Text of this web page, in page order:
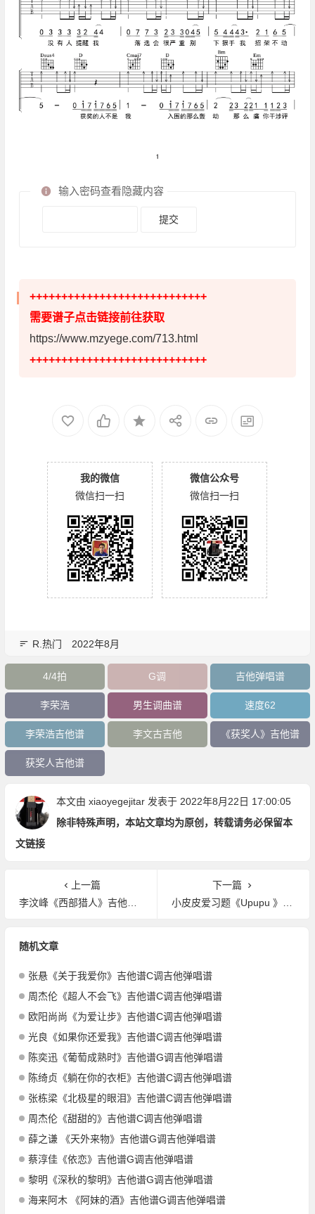
输入密码查看隐藏内容
++++++++++++++++++++++++++++
需要谱子点击链接前往获取
https://www.mzyege.com/713.html
++++++++++++++++++++++++++++
我的微信
微信扫一扫
微信公众号
微信扫一扫
R.热门 2022年8月
4/4拍 G调 吉他弹唱谱
李荣浩 男生调曲谱 速度62
李荣浩吉他谱 李文古吉他 《获奖人》吉他谱
获奖人吉他谱
本文由 xiaoyegejitar发表于 2022年8月22日 17:00:05
除非特殊声明，本站文章均为原创，转载请务必保留本
文链接
上一篇
李汶峰《西部猎人》吉他谱G调吉他弹唱谱
下一篇
小皮皮爱习题《Upupu 》吉他谱G调吉他弹唱谱
随机文章
张悬《关于我爱你》吉他谱C调吉他弹唱谱
周杰伦《超人不会飞》吉他谱C调吉他弹唱谱
欧阳尚尚《为爱让步》吉他谱C调吉他弹唱谱
光良《如果你还爱我》吉他谱C调吉他弹唱谱
陈奕迅《葡萄成熟时》吉他谱G调吉他弹唱谱
陈绮贞《躺在你的衣柜》吉他谱C调吉他弹唱谱
张栋梁《北极星的眼泪》吉他谱C调吉他弹唱谱
周杰伦《甜甜的》吉他谱C调吉他弹唱谱
薛之谦 《天外来物》吉他谱G调吉他弹唱谱
蔡淳佳《依恋》吉他谱G调吉他弹唱谱
黎明《深秋的黎明》吉他谱G调吉他弹唱谱
海来阿木 《阿妹的酒》吉他谱G调吉他弹唱谱